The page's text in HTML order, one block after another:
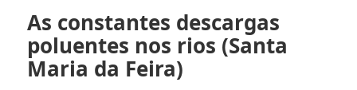
As constantes descargas
poluentes nos rios (Santa
Maria da Feira)